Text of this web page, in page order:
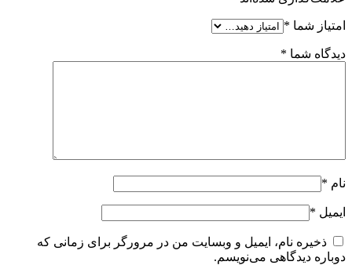
امتیاز شما *
دیدگاه شما *
نام *
ایمیل *
ذخیره نام، ایمیل و وبسایت من در مرورگر برای زمانی که
دوباره دیدگاهی می‌نویسم.